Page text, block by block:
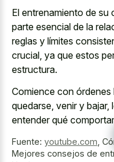
El entrenamiento de
parte esencial de la
reglas y límites
crucial, ya que estos
estructura.
Comience con órdenes
quedarse, venir y
entender qué
Fuente: youtube.com
Mejores consejos de